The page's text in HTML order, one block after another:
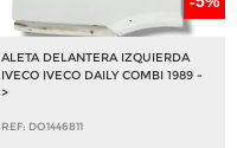
ALETA DELANTERA IZQUIERDA
IVECO IVECO DAILY COMBI 1989 -
>
REF: DO1446811